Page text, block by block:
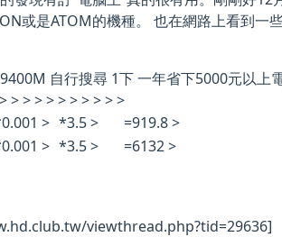
或是ATOM的機種。 也在網路上看到一
自行搜尋 1下 一年省下5000元以上
> > > > > > > > > >
> *3.5 >
=919.8 >
> *3.5 >
=6132 >
viewthread.php?tid=29636]